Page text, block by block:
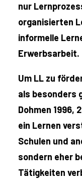
nur
organisierten
informelle
Erwerbsarbeit.
Um LL zu
als besonders
Dohmen 1996,
ein Lernen
Schulen und
sondern eher
Tätigkeiten